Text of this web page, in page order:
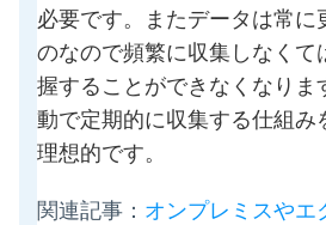
必要です。またデータは常に
のなので頻繁に収集しなくて
握することができなくなりま
動で定期的に収集する仕組み
理想的です。
関連記事： オンプレミスやエ